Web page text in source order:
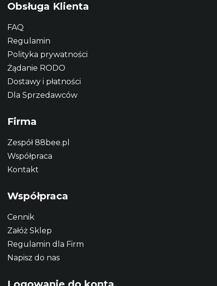
Obsługa Klienta
FAQ
Regulamin
Polityka prywatności
Żądanie RODO
Dostawy i płatności
Dla Sprzedawców
Firma
Zespół 88bee.pl
Współpraca
Kontakt
Współpraca
Cennik
Załóż Sklep
Regulamin dla Firm
Napisz do nas